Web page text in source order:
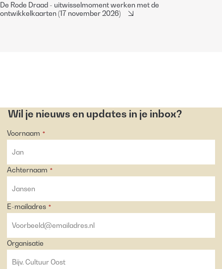
De Rode Draad - uitwisselmoment werken met de
ontwikkelkaarten (17 november 2026)
Wil je nieuws en updates in je inbox?
Voornaam *
Achternaam *
E-mailadres *
Organisatie